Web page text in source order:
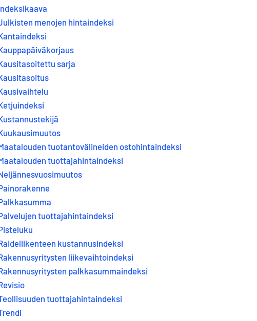
menojen hintaindeksi
sarja
tuotantovälineiden ostohintaindeksi
tuottajahintaindeksi
tuottajahintaindeksi
kustannusindeksi
liikevaihtoindeksi
palkkasummaindeksi
tuottajahintaindeksi